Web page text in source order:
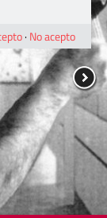
· No acepto